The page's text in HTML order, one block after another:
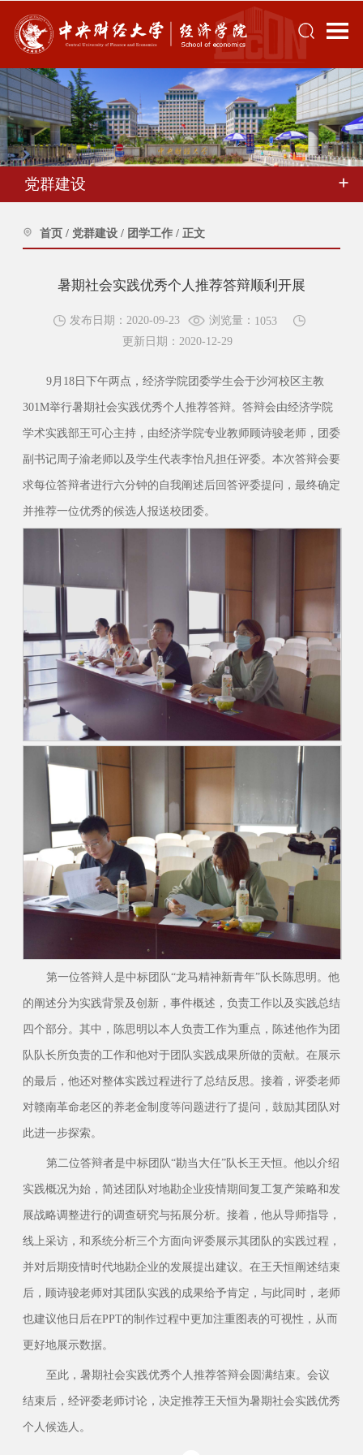
党群建设
首页 / 党群建设 / 团学工作 / 正文
暑期社会实践优秀个人推荐答辩顺利开展
发布日期：2020-09-23 浏览量： 1053
更新日期：2020-12-29
9月18日下午两点，经济学院团委学生会于沙河校区主教
301M举行暑期社会实践优秀个人推荐答辩。答辩会由经济学院
学术实践部王可心主持，由经济学院专业教师顾诗骏老师，团委
副书记周子渝老师以及学生代表李怡凡担任评委。本次答辩会要
求每位答辩者进行六分钟的自我阐述后回答评委提问，最终确定
并推荐一位优秀的候选人报送校团委。
第一位答辩人是中标团队“龙马精神新青年”队长陈思明。他
的阐述分为实践背景及创新，事件概述，负责工作以及实践总结
四个部分。其中，陈思明以本人负责工作为重点，陈述他作为团
队队长所负责的工作和他对于团队实践成果所做的贡献。在展示
的最后，他还对整体实践过程进行了总结反思。接着，评委老师
对赣南革命老区的养老金制度等问题进行了提问，鼓励其团队对
此进一步探索。
第二位答辩者是中标团队“勘当大任”队长王天恒。他以介绍
实践概况为始，简述团队对地勘企业疫情期间复工复产策略和发
展战略调整进行的调查研究与拓展分析。接着，他从导师指导，
线上采访，和系统分析三个方面向评委展示其团队的实践过程，
并对后期疫情时代地勘企业的发展提出建议。在王天恒阐述结束
后，顾诗骏老师对其团队实践的成果给予肯定，与此同时，老师
也建议他日后在PPT的制作过程中更加注重图表的可视性，从而
更好地展示数据。
至此，暑期社会实践优秀个人推荐答辩会圆满结束。会议
结束后，经评委老师讨论，决定推荐王天恒为暑期社会实践优秀
个人候选人。